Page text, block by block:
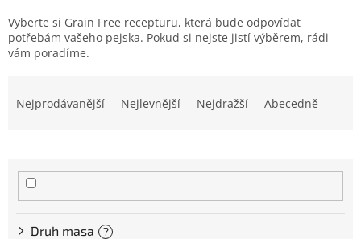
Vyberte si Grain Free recepturu, která bude odpovídat
potřebám vašeho pejska. Pokud si nejste jistí výběrem, rádi
vám poradíme.
n
Nejprodávanější Nejlevnější Nejdražší Abecedně
Druh masa ?